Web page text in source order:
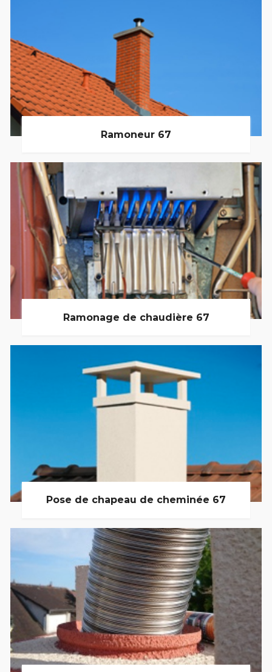
Ramoneur 67
Ramonage de chaudière 67
Pose de chapeau de cheminée 67